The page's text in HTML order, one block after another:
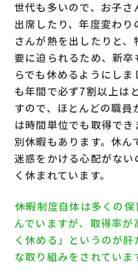
世代も多いので、お子
出席したり、年度変わ
さんが熱を出したりと
要に迫られるため、新
らでも休めるようにし
も年間で必ず7割以上は
すので、ほとんどの職員
は時間単位でも取得で
別休暇もあります。休ん
迷惑をかける心配がな
く休まれています。
――休暇制度自体は多くの
んでいますが、取得率
く休める」というのが
な取り組みをされていま